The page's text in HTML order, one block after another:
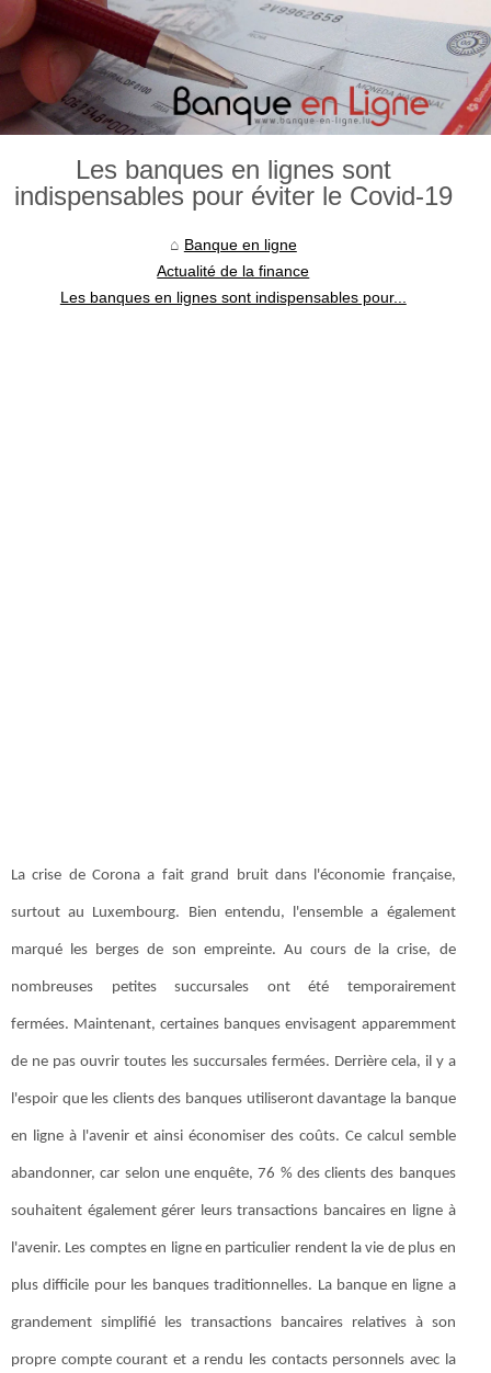
Les banques en lignes sont
indispensables pour éviter le Covid-19
Banque en ligne
Actualité de la finance
Les banques en lignes sont indispensables pour...
La crise de Corona a fait grand bruit dans l'économie française,
surtout au Luxembourg. Bien entendu, l'ensemble a également
marqué les berges de son empreinte. Au cours de la crise, de
nombreuses petites succursales ont été temporairement
fermées. Maintenant, certaines banques envisagent apparemment
de ne pas ouvrir toutes les succursales fermées. Derrière cela, il y a
l'espoir que les clients des banques utiliseront davantage la banque
en ligne à l'avenir et ainsi économiser des coûts. Ce calcul semble
abandonner, car selon une enquête, 76 % des clients des banques
souhaitent également gérer leurs transactions bancaires en ligne à
l'avenir. Les comptes en ligne en particulier rendent la vie de plus en
plus difficile pour les banques traditionnelles. La banque en ligne a
grandement simplifié les transactions bancaires relatives à son
propre compte courant et a rendu les contacts personnels avec la